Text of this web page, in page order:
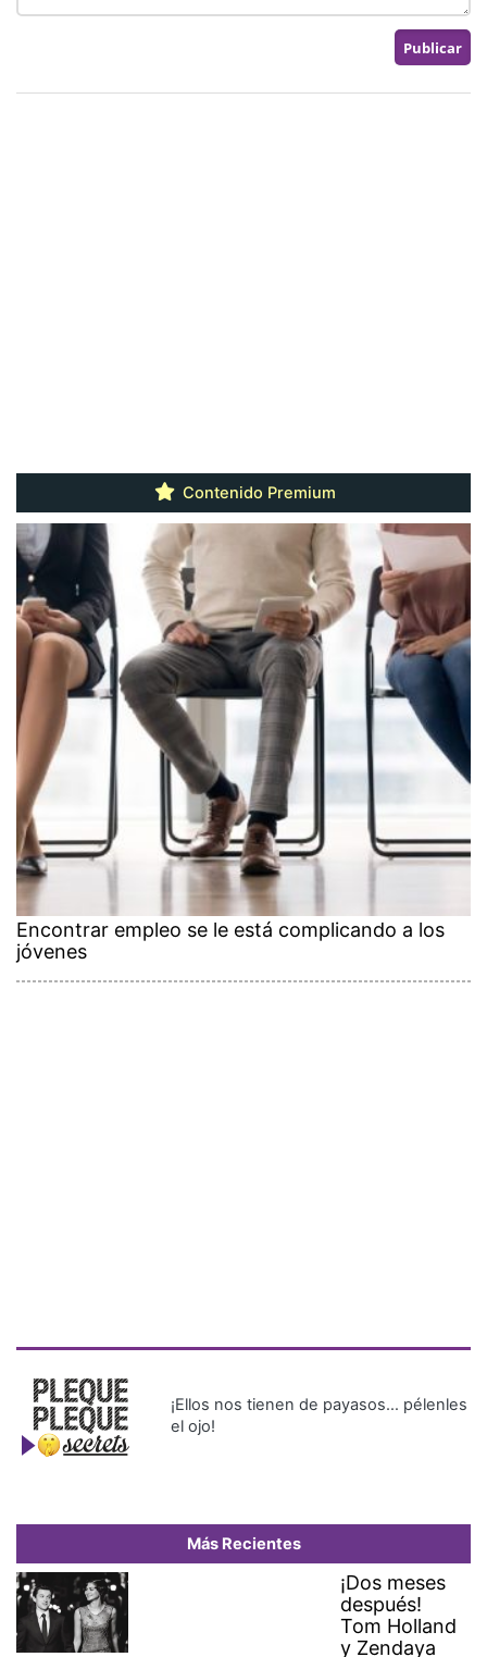
Contenido Premium
Encontrar empleo se le está complicando a los
jóvenes
¡Ellos nos tienen de payasos… pélenles
el ojo!
Más Recientes
¡Dos meses
después!
Tom Holland
y Zendaya